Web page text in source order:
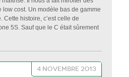
low cost. Un modèle bas de gamme
histoire, c’est celle de
5S. Sauf que le C était sûrement
4 novembre 2013